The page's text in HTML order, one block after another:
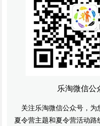
乐淘微信公
关注乐淘微信公众号，为
夏令营主题和夏令营活动路